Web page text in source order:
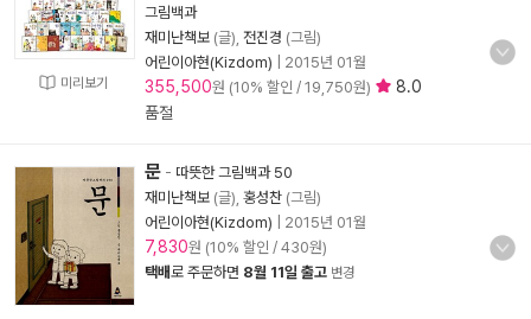
미리보기
그림백과
재미난책보 (글), 전진경 (그림)
어린이아현(Kizdom)
2015년 01월
355,500원 (10% 할인 / 19,750원)
8.0
품절
문 - 따뜻한 그림백과 50
재미난책보 (글), 홍성찬 (그림)
어린이아현(Kizdom)
2015년 01월
7,830원 (10% 할인 / 430원)
택배로 주문하면 8월 11일 출고 변경